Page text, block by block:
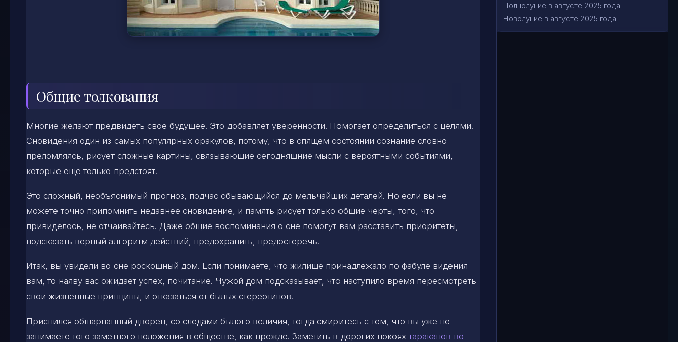
Общие толкования
Многие желают предвидеть свое будущее. Это добавляет уверенности. Помогает определиться с целями.
Сновидения один из самых популярных оракулов, потому, что в спящем состоянии сознание словно
преломляясь, рисует сложные картины, связывающие сегодняшние мысли с вероятными событиями,
которые еще только предстоят.
Это сложный, необъяснимый прогноз, подчас сбывающийся до мельчайших деталей. Но если вы не
можете точно припомнить недавнее сновидение, и память рисует только общие черты, того, что
привиделось, не отчаивайтесь. Даже общие воспоминания о сне помогут вам расставить приоритеты,
подсказать верный алгоритм действий, предохранить, предостеречь.
Итак, вы увидели во сне роскошный дом. Если понимаете, что жилище принадлежало по фабуле видения
вам, то наяву вас ожидает успех, почитание. Чужой дом подсказывает, что наступило время пересмотреть
свои жизненные принципы, и отказаться от былых стереотипов.
Приснился обшарпанный дворец, со следами былого величия, тогда смиритесь с тем, что вы уже не
занимаете того заметного положения в обществе, как прежде. Заметить в дорогих покояхтараканов во
Полнолуние в августе 2025 года
Новолуние в августе 2025 года